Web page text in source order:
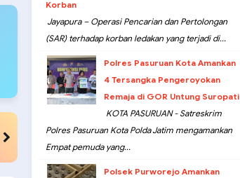
Korban
Jayapura – Operasi Pencarian dan Pertolongan
(SAR) terhadap korban ledakan yang terjadi di...
Polres Pasuruan Kota Amankan
4 Tersangka Pengeroyokan
Remaja di GOR Untung Suropati
KOTA PASURUAN - Satreskrim
Polres Pasuruan Kota Polda Jatim mengamankan
Empat pemuda yang...
Polsek Purworejo Amankan